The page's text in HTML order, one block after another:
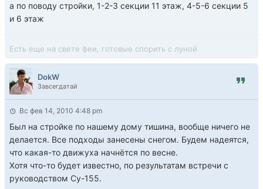
а по поводу стройки, 1-2-3 секции 11 этаж, 4-5-6 секции 5
и 6 этаж
Есть еще на свете феи, готовые спорить с луной
DokW
Завсегдатай
Вс фев 14, 2010 4:48 pm
Был на стройке по нашему дому тишина, вообще ничего не
делается. Все подходы занесены снегом. Будем надеятся,
что какая-то движуха начнётся по весне.
Хотя что-то будет известно, по результатам встречи с
руководством Су-155.